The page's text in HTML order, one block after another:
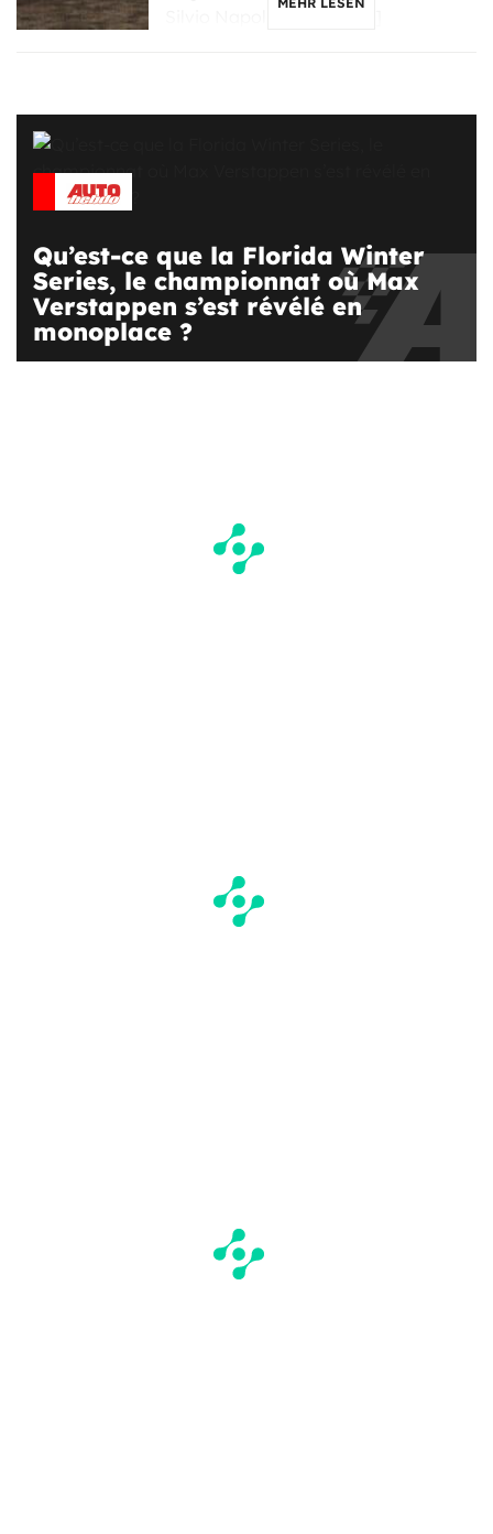
Qu’est-ce que la Florida Winter
Series, le championnat où Max
Verstappen s’est révélé en
monoplace ?